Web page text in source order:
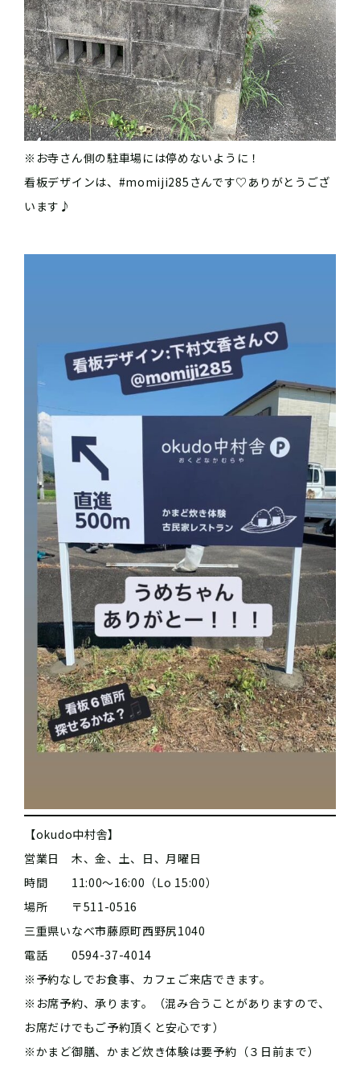
※お寺さん側の駐車場には停めないように！
看板デザインは、#momiji285さんです♡ありがとうござ
います♪
【okudo中村舎】
営業日 木、金、土、日、月曜日
時間 11:00〜16:00（Lo 15:00）
場所 〒511-0516
三重県いなべ市藤原町西野尻1040
電話 0594-37-4014
※予約なしでお食事、カフェご来店できます。
※お席予約、承ります。（混み合うことがありますので、
お席だけでもご予約頂くと安心です）
※かまど御膳、かまど炊き体験は要予約（３日前まで）